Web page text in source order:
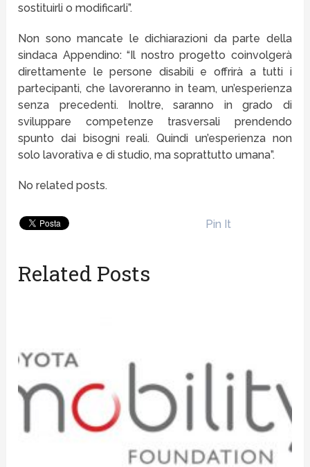
sostituirli o modificarli”.
Non sono mancate le dichiarazioni da parte della
sindaca Appendino: “Il nostro progetto coinvolgerà
direttamente le persone disabili e offrirà a tutti i
partecipanti, che lavoreranno in team, un’esperienza
senza precedenti. Inoltre, saranno in grado di
sviluppare competenze trasversali prendendo
spunto dai bisogni reali. Quindi un’esperienza non
solo lavorativa e di studio, ma soprattutto umana”.
No related posts.
Pin It
Related Posts